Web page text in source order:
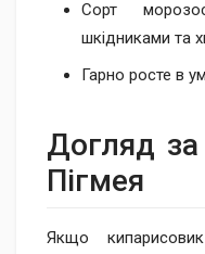
Сорт
шкідниками та
Гарно росте в
Догляд
Пігмея
Якщо